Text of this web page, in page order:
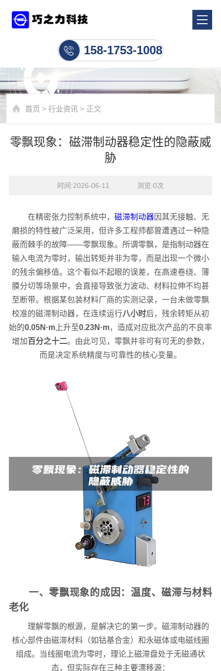
158-1753-1008
首页 >行业资讯 > 正文
零飘现象：磁滞制动器稳定性的隐蔽威
胁
时间:2026-06-11    浏览:0次
在精密张力控制系统中， 磁滞制动器因其无接触、无
磨损的特性被广泛采用，但许多工程师都曾遭遇过一种隐
蔽而棘手的故障——零飘现象。所谓零飘，是指制动器在
输入电流为零时，输出转矩并非为零，而是出现一个微小
的残余偏移值。这个看似不起眼的误差，在高速卷绕、薄
膜分切等场景中，会直接导致张力波动、材料拉伸不均甚
至断带。根据某包装材料厂商的实测记录，一台未做零飘
校准的磁滞制动器，在连续运行八小时后，残余转矩从初
始的0.05N·m 上升至0.23N·m，造成对应批次产品的不良率
增加百分之十二。由此可见，零飘并非可有可无的参数，
而是决定系统精度与可靠性的核心变量。
一、零飘现象的成因：温度、磁滞与材料
老化
理解零飘的根源，是解决它的第一步。磁滞制动器的
核心部件由磁滞材料（如钴基合金）和永磁体或电磁线圈
组成。当线圈电流为零时，理论上磁滞盘处于无磁通状
态，但实际存在三种主要漂移源：